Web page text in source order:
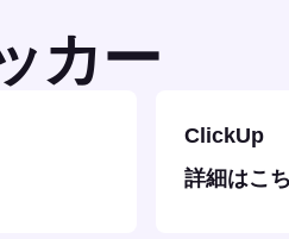
カー
ClickUp
詳細はこ